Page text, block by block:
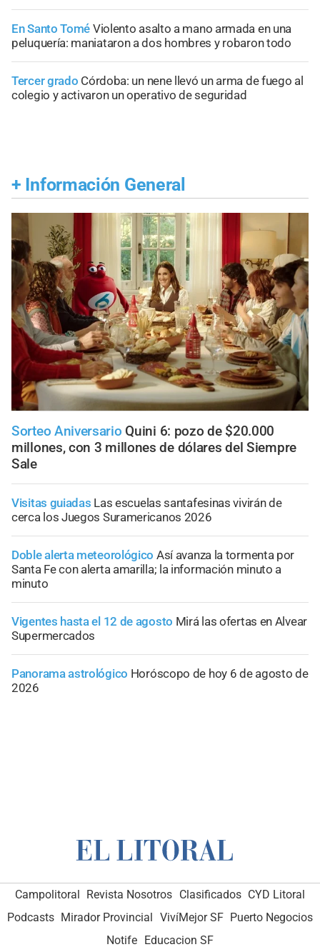
En Santo Tomé Violento asalto a mano armada en una
peluquería: maniataron a dos hombres y robaron todo
Tercer grado Córdoba: un nene llevó un arma de fuego al
colegio y activaron un operativo de seguridad
+ Información General
Sorteo Aniversario Quini 6: pozo de $20.000
millones, con 3 millones de dólares del Siempre
Sale
Visitas guiadas Las escuelas santafesinas vivirán de
cerca los Juegos Suramericanos 2026
Doble alerta meteorológico Así avanza la tormenta por
Santa Fe con alerta amarilla; la información minuto a
minuto
Vigentes hasta el 12 de agosto Mirá las ofertas en Alvear
Supermercados
Panorama astrológico Horóscopo de hoy 6 de agosto de
2026
Campolitoral Revista Nosotros Clasificados CYD Litoral
Podcasts Mirador Provincial VivíMejor SF Puerto Negocios
Notife
Educacion SF